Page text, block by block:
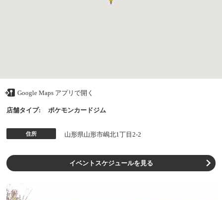
Google Maps アプリで開く
店舗タイプ: ポケモンカードジム
住所 山形県山形市嶋北1丁目2-2
イベントスケジュールを見る